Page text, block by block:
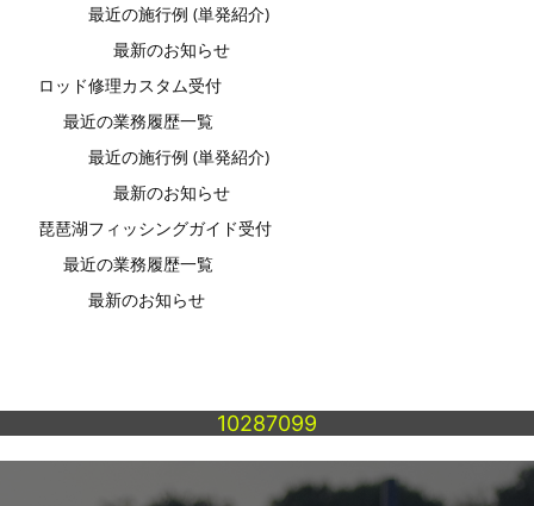
最近の施行例 (単発紹介)
最新のお知らせ
ロッド修理カスタム受付
最近の業務履歴一覧
最近の施行例 (単発紹介)
最新のお知らせ
琵琶湖フィッシングガイド受付
最近の業務履歴一覧
最新のお知らせ
10287099